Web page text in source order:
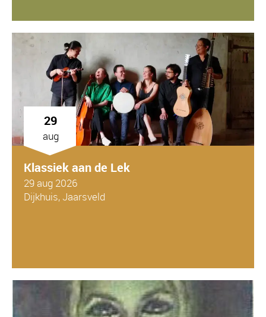
29
aug
Klassiek aan de Lek
29 aug 2026
Dijkhuis, Jaarsveld